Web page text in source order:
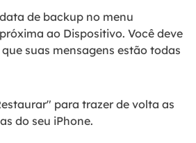
de backup no menu
ao Dispositivo. Você deve
suas mensagens estão todas
para trazer de volta as
do seu iPhone.